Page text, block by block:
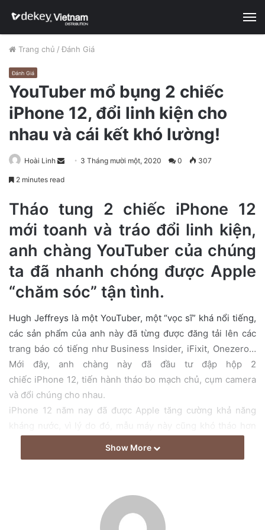
Trang chủ / Đánh Giá
Đánh Giá
YouTuber mổ bụng 2 chiếc
iPhone 12, đổi linh kiện cho
nhau và cái kết khó lường!
Hoài Linh
a
n
e
a
i
3 Tháng mười một, 2020 0 307
2 minutes read
Tháo tung 2 chiếc iPhone 12
mới toanh và tráo đổi linh kiện,
anh chàng YouTuber của chúng
ta đã nhanh chóng được Apple
“chăm sóc” tận tình.
Hugh Jeffreys là một YouTuber, một “vọc sĩ” khá nổi tiếng,
các sản phẩm của anh này đã từng được đăng tải lên các
trang báo có tiếng như Business Insider, iFixit, Onezero…
Mới đây, anh chàng này đã đầu tư đập hộp 2
chiếc iPhone 12, tiến hành tháo bo mạch chủ, cụm camera
và đổi chúng cho nhau.
iPhone 12 năm nay đã được Apple tăng cường khả năng
Hugh Jeffreys là một YouTuber, một “vọc sĩ” khá nổi tiếng,
Mới đây, anh chàng này đã đầu tư đập hộp 2
12, tiến hành tháo bo mạch chủ, cụm camera
Show More